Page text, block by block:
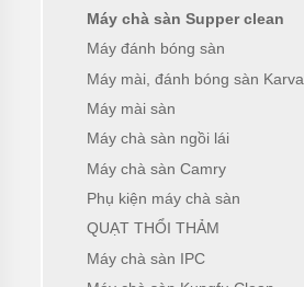
Máy chà sàn Supper clean
Máy đánh bóng sàn
Máy mài, đánh bóng sàn Karva
Máy mài sàn
Máy chà sàn ngồi lái
Máy chà sàn Camry
Phụ kiện máy chà sàn
QUẠT THỔI THẢM
Máy chà sàn IPC